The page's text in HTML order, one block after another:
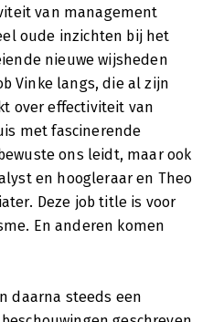
van management
oude inzichten bij het
nieuwe wijsheden
Vinke langs, die al zijn
over effectiviteit van
met fascinerende
ons leidt, maar ook
en hoogleraar en Theo
Deze job title is voor
En anderen komen
daarna steeds een